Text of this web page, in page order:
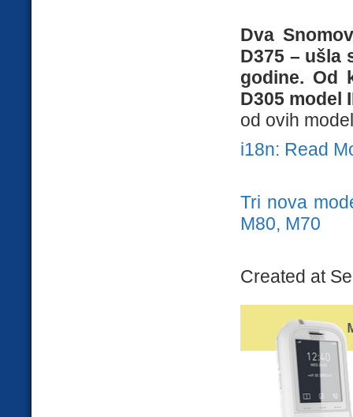
Dva
D375 – ušla
godine. Od
D305 model
od ovih
i18n: Read
Tri nova
M80, M70
Created at